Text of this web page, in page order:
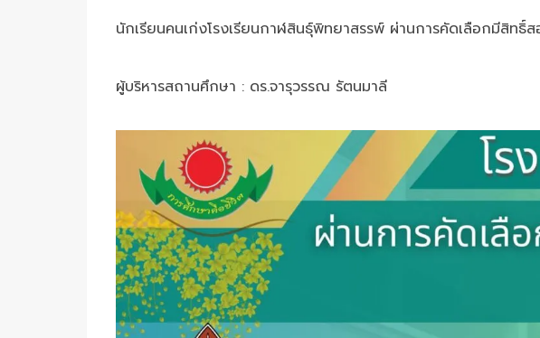
นักเรียนคนเก่งโรงเรียนกาฬสินธุ์พิทยาสรรพ์ ผ่านการคัดเลือกมีสิ
ผู้บริหารสถานศึกษา : ดร.จารุวรรณ รัตนมาลี